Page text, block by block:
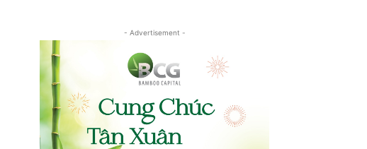
- Advertisement -